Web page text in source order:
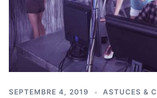
SEPTEMBRE 4, 2019 ASTUCES &